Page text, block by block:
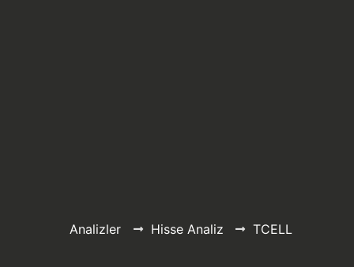
Analizler Hisse Analiz TCELL